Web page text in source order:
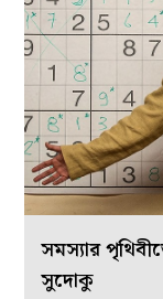
সমস্যার
সুদোকু